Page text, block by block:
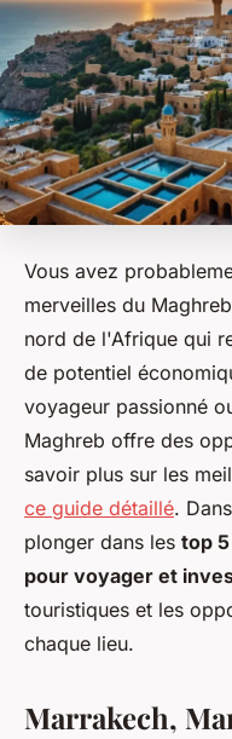
Vous avez
merveilles du
nord de l'Afrique qui
de potentiel
voyageur passionné
Maghreb offre des
savoir plus sur les
ce guide détaillé.
plonger dans les top
pour voyager et
touristiques et les
chaque lieu.
Marrakech,